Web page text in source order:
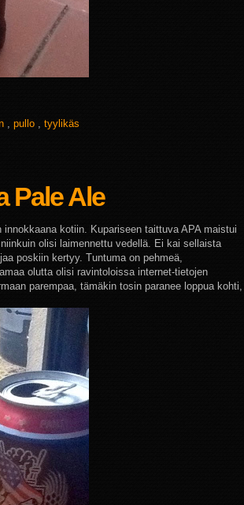
, pullo , tyylikäs
Pale Ale
kotiin. Kupariseen taittuva APA maistui
olisi laimennettu vedellä. Ei kai sellaista
poskiin kertyy. Tuntuma on pehmeä,
olutta olisi ravintoloissa internet-tietojen
parempaa, tämäkin tosin paranee loppua kohti,